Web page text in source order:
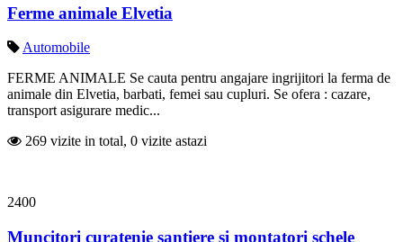
Ferme animale Elvetia
Automobile
FERME ANIMALE Se cauta pentru angajare ingrijitori la ferma de
animale din Elvetia, barbati, femei sau cupluri. Se ofera : cazare,
transport asigurare medic...
269 vizite in total, 0 vizite astazi
2400
Muncitori curatenie santiere si montatori schele